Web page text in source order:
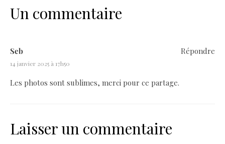
Un commentaire
Seb
14 janvier 2025 à 17h50
Les photos sont sublimes, merci pour ce partage.
Répondre
Laisser un commentaire